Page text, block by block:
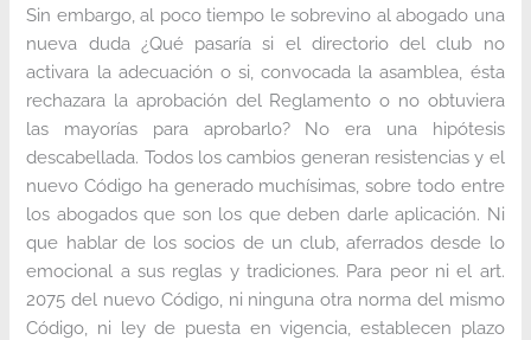
Sin embargo, al poco tiempo le sobrevino al abogado una
nueva duda ¿Qué pasaría si el directorio del club no
activara la adecuación o si, convocada la asamblea, ésta
rechazara la aprobación del Reglamento o no obtuviera
las mayorías para aprobarlo? No era una hipótesis
descabellada. Todos los cambios generan resistencias y el
nuevo Código ha generado muchísimas, sobre todo entre
los abogados que son los que deben darle aplicación. Ni
que hablar de los socios de un club, aferrados desde lo
emocional a sus reglas y tradiciones. Para peor ni el art.
2075 del nuevo Código, ni ninguna otra norma del mismo
Código, ni ley de puesta en vigencia, establecen plazo